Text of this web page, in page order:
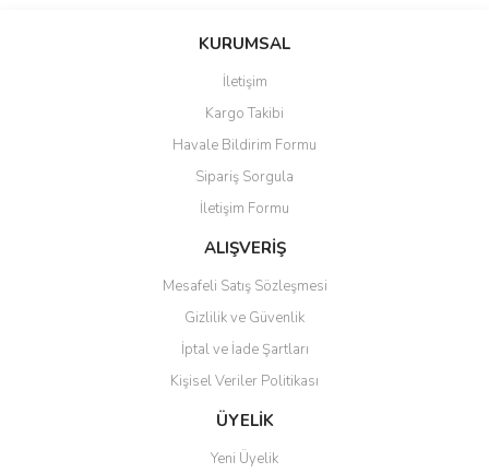
KURUMSAL
İletişim
Kargo Takibi
Havale Bildirim Formu
Sipariş Sorgula
İletişim Formu
ALIŞVERİŞ
Mesafeli Satış Sözleşmesi
Gizlilik ve Güvenlik
İptal ve İade Şartları
Kişisel Veriler Politikası
ÜYELİK
Yeni Üyelik